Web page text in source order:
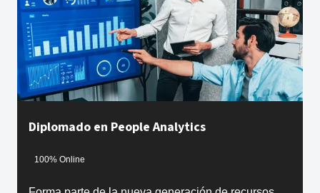
Diplomado en People Analytics
100% Online